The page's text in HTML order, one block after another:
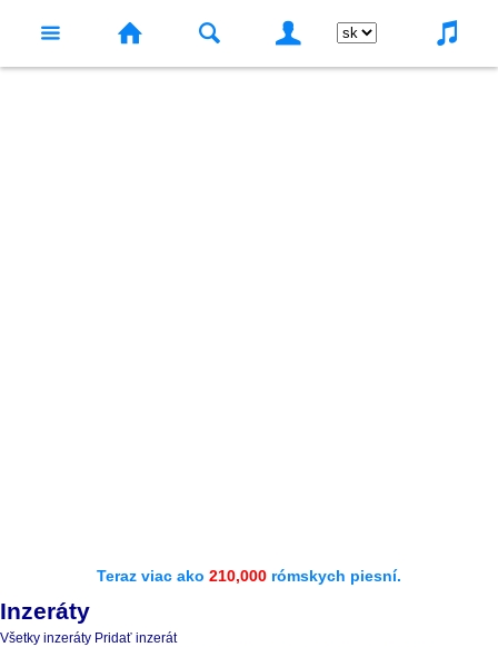
Teraz viac ako 210,000 rómskych piesní.
Inzeráty
Všetky inzeráty Pridať inzerát